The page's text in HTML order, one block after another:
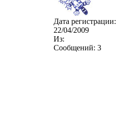
Дата регистрации:
22/04/2009
Из:
Сообщений: 3